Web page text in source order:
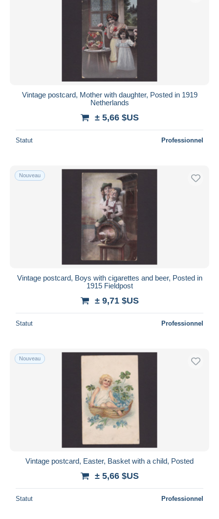
Vintage postcard, Mother with daughter, Posted in 1919
Netherlands
± 5,66 $US
Statut Professionnel
Nouveau
Vintage postcard, Boys with cigarettes and beer, Posted in
1915 Fieldpost
± 9,71 $US
Statut Professionnel
Nouveau
Vintage postcard, Easter, Basket with a child, Posted
± 5,66 $US
Statut Professionnel